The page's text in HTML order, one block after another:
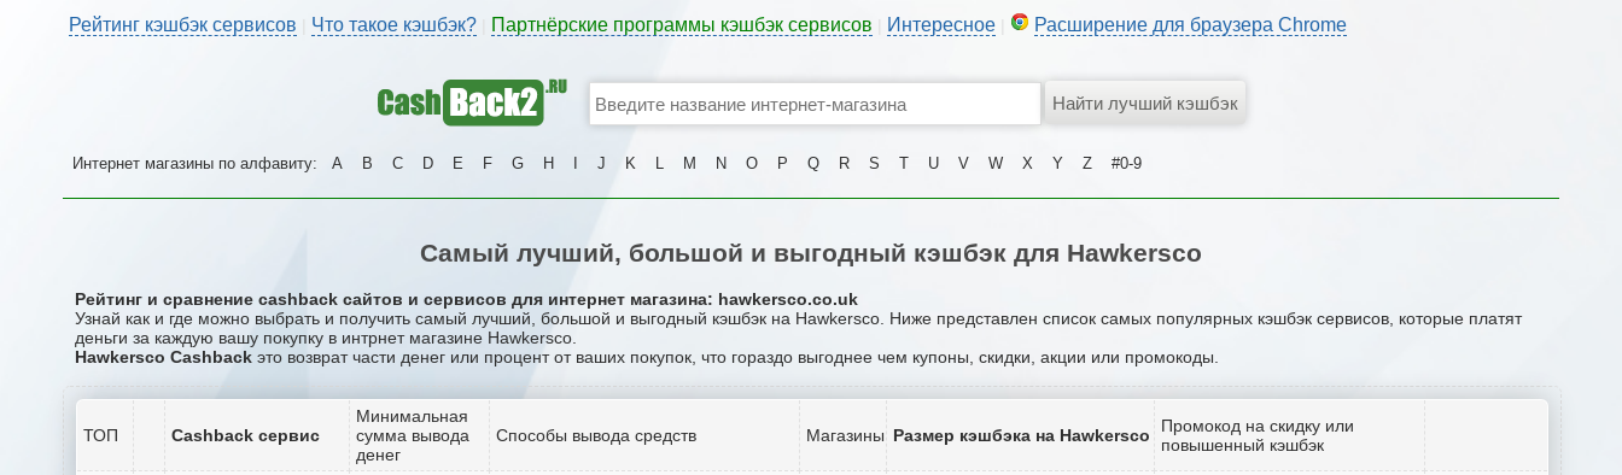
Рейтинг кэшбэк сервисов Что такое кэшбэк? Партнёрские программы кэшбэк сервисов Интересное Расширение для браузера Chrome
Интернет магазины по алфавиту: A B C D E F G H J K L M N O P Q R S T U V W X Y Z #0-9
Самый лучший, большой и выгодный кэшбэк для Hawkersco
Рейтинг и сравнение cashback сайтов и сервисов для интернет магазина: hawkersco.co.uk
Узнай как и где можно выбрать и получить самый лучший, большой и выгодный кэшбэк на Hawkersco. Ниже представлен список самых популярных кэшбэк сервисов, которые платят
деньги за каждую вашу покупку в интрнет магазине Hawkersco.
Hawkersco Cashback это возврат части денег или процент от ваших покупок, что гораздо выгоднее чем купоны, скидки, акции или промокоды.
ТОП Cashback сервис
Минимальная
сумма вывода
денег
Способы вывода средств Магазины Размер кэшбэка на Hawkersco
Промокод на скидку или
повышенный кэшбэк